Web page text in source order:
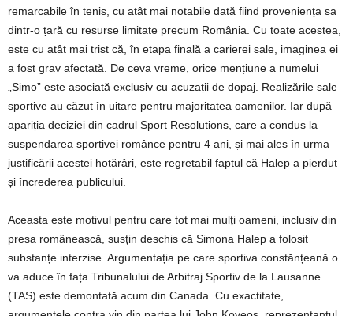
remarcabile în tenis, cu atât mai notabile dată fiind proveniența sa
dintr-o țară cu resurse limitate precum România. Cu toate acestea,
este cu atât mai trist că, în etapa finală a carierei sale, imaginea ei
a fost grav afectată. De ceva vreme, orice mențiune a numelui
„Simo” este asociată exclusiv cu acuzații de dopaj. Realizările sale
sportive au căzut în uitare pentru majoritatea oamenilor. Iar după
apariția deciziei din cadrul Sport Resolutions, care a condus la
suspendarea sportivei românce pentru 4 ani, și mai ales în urma
justificării acestei hotărâri, este regretabil faptul că Halep a pierdut
și încrederea publicului.
Aceasta este motivul pentru care tot mai mulți oameni, inclusiv din
presa românească, susțin deschis că Simona Halep a folosit
substanțe interzise. Argumentația pe care sportiva constănțeană o
va aduce în fața Tribunalului de Arbitraj Sportiv de la Lausanne
(TAS) este demontată acum din Canada. Cu exactitate,